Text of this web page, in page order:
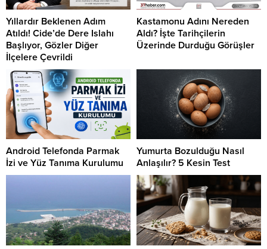
Yıllardır Beklenen Adım
Atıldı! Cide’de Dere Islahı
Başlıyor, Gözler Diğer
İlçelere Çevrildi
Kastamonu Adını Nereden
Aldı? İşte Tarihçilerin
Üzerinde Durduğu Görüşler
Android Telefonda Parmak
İzi ve Yüz Tanıma Kurulumu
Yumurta Bozulduğu Nasıl
Anlaşılır? 5 Kesin Test